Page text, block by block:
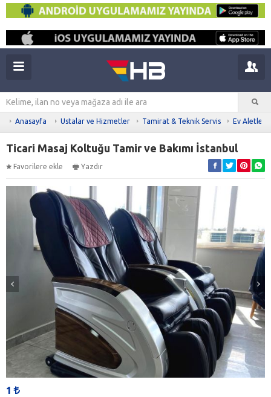
Anasayfa Ustalar ve Hizmetler Tamirat & Teknik Servis Ev Aletleri
Ticari Masaj Koltuğu Tamir ve Bakımı İstanbul
Favorilere ekle Yazdır
1